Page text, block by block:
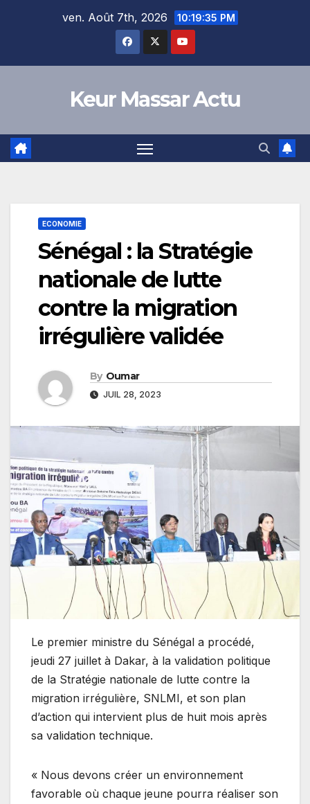
ven. Août 7th, 2026 10:19:35 PM
Keur Massar Actu
ECONOMIE
Sénégal : la Stratégie
nationale de lutte
contre la migration
irrégulière validée
By Oumar
JUIL 28, 2023
Le premier ministre du Sénégal a procédé,
jeudi 27 juillet à Dakar, à la validation politique
de la Stratégie nationale de lutte contre la
migration irrégulière, SNLMI, et son plan
d’action qui intervient plus de huit mois après
sa validation technique.
« Nous devons créer un environnement
favorable où chaque jeune pourra réaliser son